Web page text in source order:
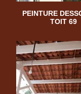
PEINTURE
TOIT 69